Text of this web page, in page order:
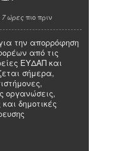
7 ώρεςπιο πριν
την απορρόφηση
από τις
ΕΥΔΑΠ και
σήμερα,
οργανώσεις,
δημοτικές